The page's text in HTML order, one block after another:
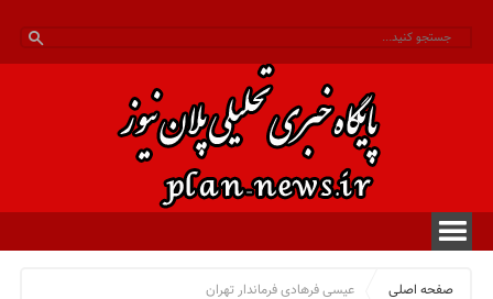
صفحه اصلی عیسی فرهادی فرماندار تهران